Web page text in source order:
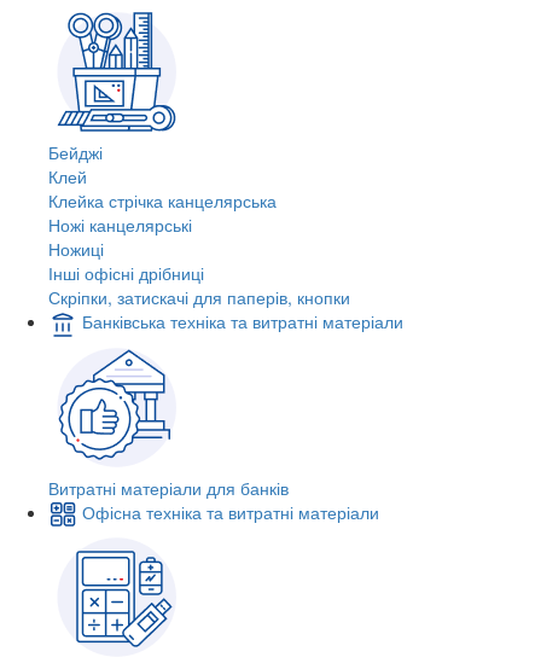
Бейджі
Клей
Клейка стрічка канцелярська
Ножі канцелярські
Ножиці
Інші офісні дрібниці
Скріпки, затискачі для паперів, кнопки
Банківська техніка та витратні матеріали
Витратні матеріали для банків
Офісна техніка та витратні матеріали